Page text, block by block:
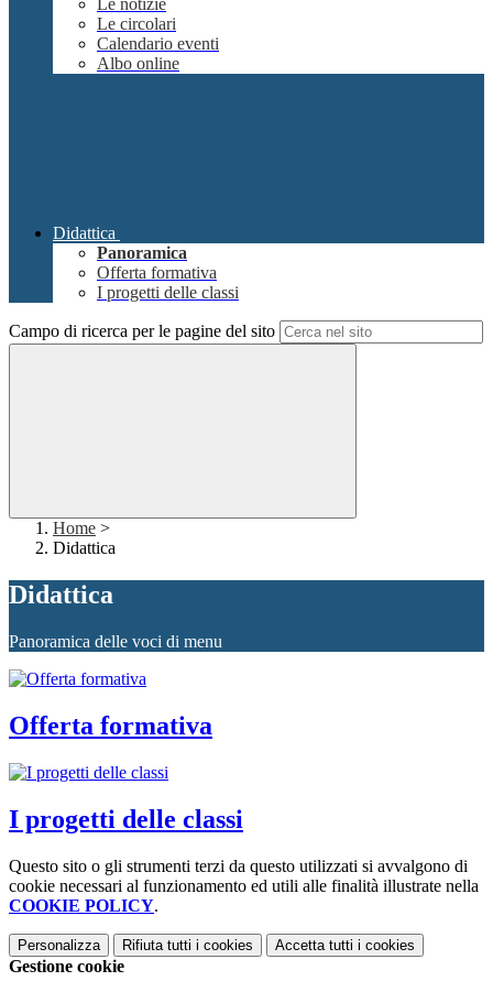
Le notizie
Le circolari
Calendario eventi
Albo online
Didattica
Panoramica
Offerta formativa
I progetti delle classi
Campo di ricerca per le pagine del sito
Home >
Didattica
Didattica
Panoramica delle voci di menu
Offerta formativa
I progetti delle classi
Questo sito o gli strumenti terzi da questo utilizzati si avvalgono di
cookie necessari al funzionamento ed utili alle finalità illustrate nella
COOKIE POLICY.
Personalizza Rifiuta tutti i cookies Accetta tutti i cookies
Gestione cookie